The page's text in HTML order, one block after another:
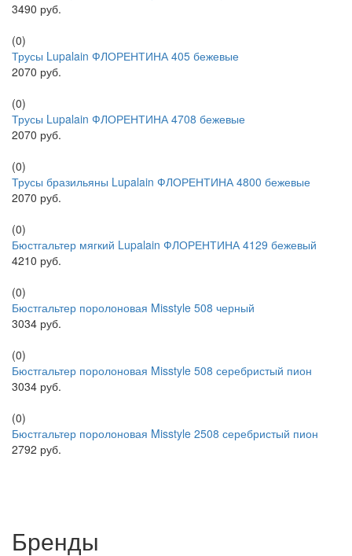
3490 руб.
(0)
Трусы Lupalain ФЛОРЕНТИНА 405 бежевые
2070 руб.
(0)
Трусы Lupalain ФЛОРЕНТИНА 4708 бежевые
2070 руб.
(0)
Трусы бразильяны Lupalain ФЛОРЕНТИНА 4800 бежевые
2070 руб.
(0)
Бюстгальтер мягкий Lupalain ФЛОРЕНТИНА 4129 бежевый
4210 руб.
(0)
Бюстгальтер поролоновая Misstyle 508 черный
3034 руб.
(0)
Бюстгальтер поролоновая Misstyle 508 серебристый пион
3034 руб.
(0)
Бюстгальтер поролоновая Misstyle 2508 серебристый пион
2792 руб.
Бренды